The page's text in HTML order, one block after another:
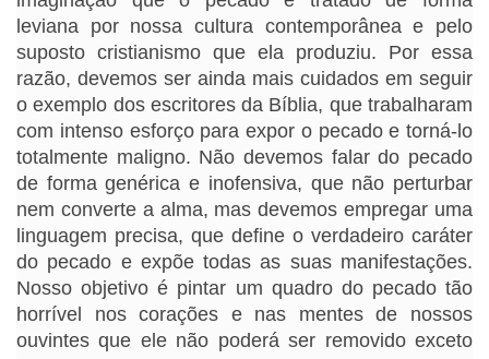
leviana por nossa cultura contemporânea e pelo
suposto cristianismo que ela produziu. Por essa
razão, devemos ser ainda mais cuidados em seguir
o exemplo dos escritores da Bíblia, que trabalharam
com intenso esforço para expor o pecado e torná-lo
totalmente maligno. Não devemos falar do pecado
de forma genérica e inofensiva, que não perturbar
nem converte a alma, mas devemos empregar uma
linguagem precisa, que define o verdadeiro caráter
do pecado e expõe todas as suas manifestações.
Nosso objetivo é pintar um quadro do pecado tão
horrível nos corações e nas mentes de nossos
ouvintes que ele não poderá ser removido exceto